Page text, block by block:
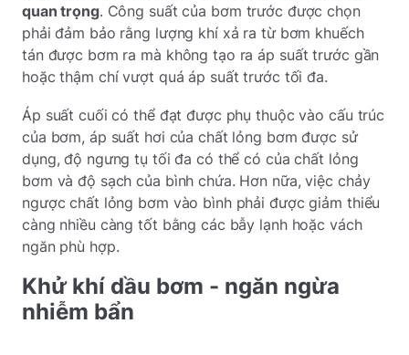
quan trọng. Công suất của bơm trước được chọn
phải đảm bảo rằng lượng khí xả ra từ bơm khuếch
tán được bơm ra mà không tạo ra áp suất trước gần
hoặc thậm chí vượt quá áp suất trước tối đa.
Áp suất cuối có thể đạt được phụ thuộc vào cấu trúc
của bơm, áp suất hơi của chất lỏng bơm được sử
dụng, độ ngưng tụ tối đa có thể có của chất lỏng
bơm và độ sạch của bình chứa. Hơn nữa, việc chảy
ngược chất lỏng bơm vào bình phải được giảm thiểu
càng nhiều càng tốt bằng các bẫy lạnh hoặc vách
ngăn phù hợp.
Khử khí dầu bơm - ngăn ngừa
nhiễm bẩn